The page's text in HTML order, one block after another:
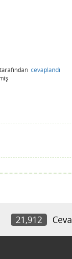
tarafından cevaplandı
21,912